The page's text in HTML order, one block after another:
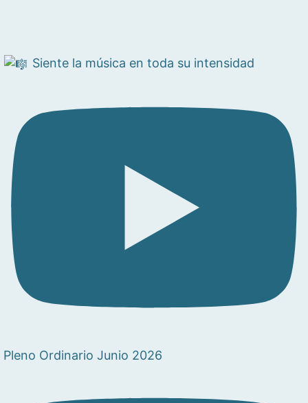
Siente la música en toda su intensidad
Pleno Ordinario Junio 2026